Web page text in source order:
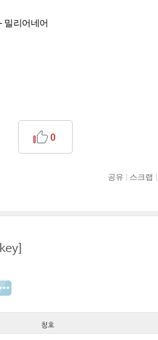
0
공유 스크랩
칭호